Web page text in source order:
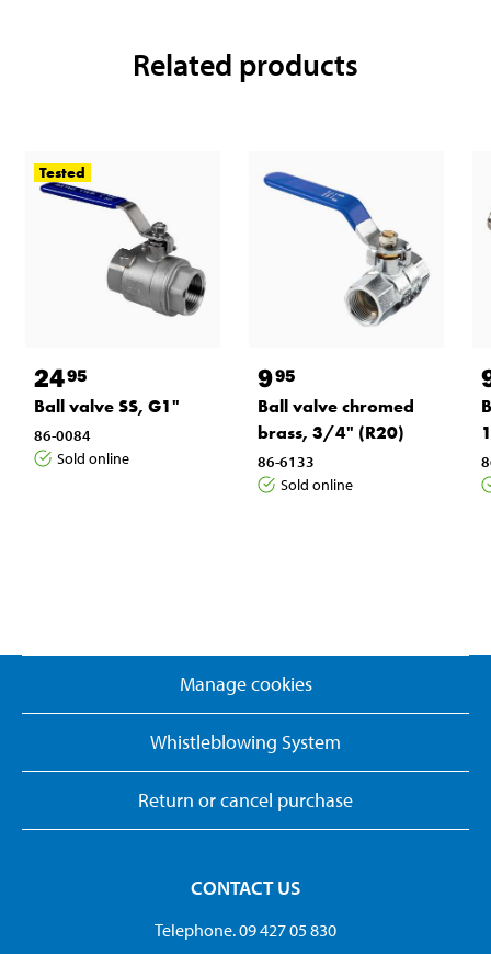
Related products
Tested
2495
Ball valve SS, G1"
86-0084
Sold online
995
Ball valve chromed
brass, 3/4" (R20)
86-6133
Sold online
Manage cookies
Whistleblowing System
Return or cancel purchase
CONTACT US
Telephone. 09 427 05 830